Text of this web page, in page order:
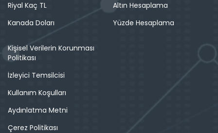
Riyal Kaç TL
Kanada Doları
Altın Hesaplama
Yüzde Hesaplama
Kişisel Verilerin Korunması
Politikası
İzleyici Temsilcisi
Kullanım Koşulları
Aydınlatma Metni
Çerez Politikası